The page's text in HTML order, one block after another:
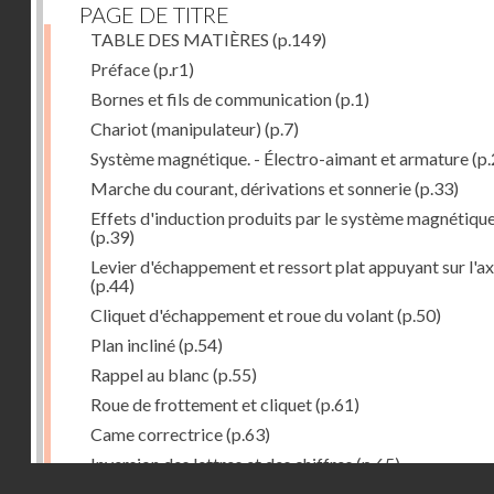
PAGE DE TITRE
TABLE DES MATIÈRES (p.149)
Préface(p.r1)
Bornes et fils de communication(p.1)
Chariot (manipulateur) (p.7)
Système magnétique. - Électro-aimant et armature
Marche du courant, dérivations et sonnerie(p.33)
Effets d'induction produits par le système
(p.39)
Levier d'échappement et ressort plat appuyant sur
(p.44)
Cliquet d'échappement et roue du volant(p.50)
Plan incliné(p.54)
Rappel au blanc (p.55)
Roue de frottement et cliquet(p.61)
Came correctrice(p.63)
Inversion des lettres et des chiffres(p.65)